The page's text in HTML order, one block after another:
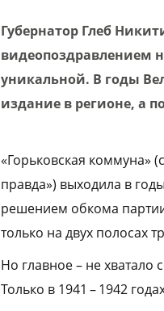
Губернатор Глеб
видеопоздравлением
уникальной. В годы
издание в регионе, а
«Горьковская коммуна»
правда») выходила в
решением обкома партии
только на двух полосах
Но главное – не хватало
Только в 1941 – 1942